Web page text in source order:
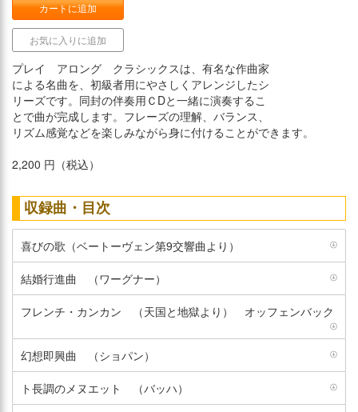
カートに追加
お気に入りに追加
プレイ アロング クラシックスは、有名な作曲家
による名曲を、初級者用にやさしくアレンジしたシ
リーズです。同封の伴奏用ＣDと一緒に演奏するこ
とで曲が完成します。フレーズの理解、バランス、
リズム感覚などを楽しみながら身に付けることができます。
2,200 円（税込）
収録曲・目次
喜びの歌（ベートーヴェン第9交響曲より）
結婚行進曲 （ワーグナー）
フレンチ・カンカン （天国と地獄より） オッフェンバック
幻想即興曲 （ショパン）
ト長調のメヌエット （バッハ）